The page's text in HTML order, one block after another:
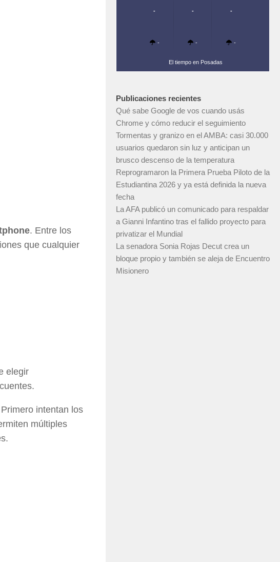
. Entre los
que cualquier
elegir
intentan los
múltiples
-
-
-
-
-
-
El tiempo en Posadas
Publicaciones recientes
Qué sabe Google de vos cuando usás
Chrome y cómo reducir el seguimiento
Tormentas y granizo en el AMBA: casi 30.000
usuarios quedaron sin luz y anticipan un
brusco descenso de la temperatura
Reprogramaron la Primera Prueba Piloto de la
Estudiantina 2026 y ya está definida la nueva
fecha
La AFA publicó un comunicado para respaldar
a Gianni Infantino tras el fallido proyecto para
privatizar el Mundial
La senadora Sonia Rojas Decut crea un
bloque propio y también se aleja de Encuentro
Misionero